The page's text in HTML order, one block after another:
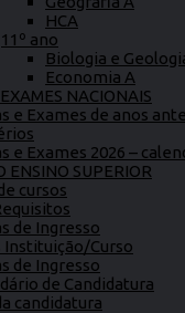
HCA
11º ano
Biologia e
Economia A
NACIONAIS
e Exames de anos
e Exames 2026 –
ENSINO SUPERIOR
cursos
de Ingresso
Instituição/Curso
de Ingresso
de Candidatura
candidatura